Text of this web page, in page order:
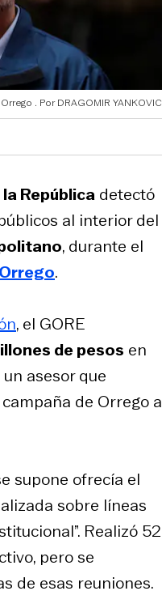
DRAGOMIR YANKOVIC
República detectó
al interior del
, durante el
.
, el GORE
de pesos en
asesor que
de Orrego a
supone ofrecía el
sobre líneas
Realizó 52
pero se
de esas reuniones.